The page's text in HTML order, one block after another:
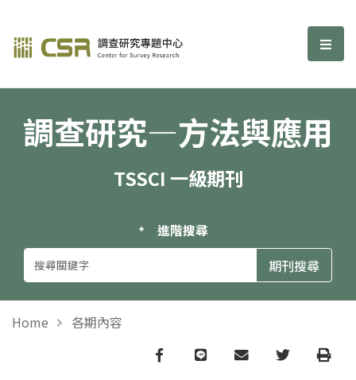
調查研究—方法與應用期刊 選
調查研究—方法與應用
TSSCI 一級期刊
進階搜尋
Home 各期內容
Facebook
line email TwitterPrint